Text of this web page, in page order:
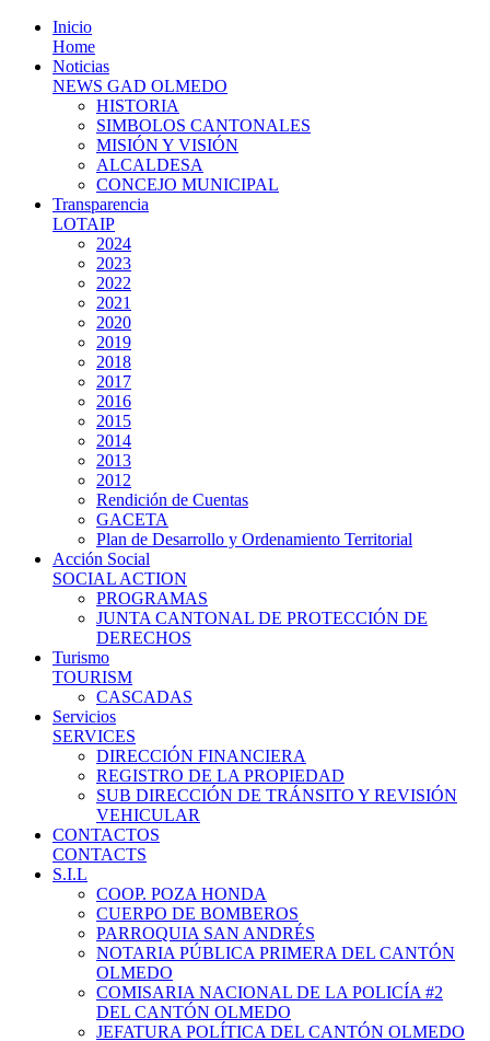
Inicio
Home
Noticias
NEWS GAD OLMEDO
HISTORIA
SIMBOLOS CANTONALES
MISIÓN Y VISIÓN
ALCALDESA
CONCEJO MUNICIPAL
Transparencia
LOTAIP
2024
2023
2022
2021
2020
2019
2018
2017
2016
2015
2014
2013
2012
Rendición de Cuentas
GACETA
Plan de Desarrollo y Ordenamiento Territorial
Acción Social
SOCIAL ACTION
PROGRAMAS
JUNTA CANTONAL DE PROTECCIÓN DE
DERECHOS
Turismo
TOURISM
CASCADAS
Servicios
SERVICES
DIRECCIÓN FINANCIERA
REGISTRO DE LA PROPIEDAD
SUB DIRECCIÓN DE TRÁNSITO Y REVISIÓN
VEHICULAR
CONTACTOS
CONTACTS
S.I.L
COOP. POZA HONDA
CUERPO DE BOMBEROS
PARROQUIA SAN ANDRÉS
NOTARIA PÚBLICA PRIMERA DEL CANTÓN
OLMEDO
COMISARIA NACIONAL DE LA POLICÍA #2
DEL CANTÓN OLMEDO
JEFATURA POLÍTICA DEL CANTÓN OLMEDO